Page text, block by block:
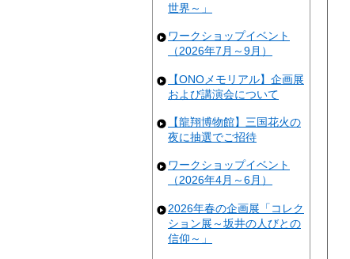
世界～」
ワークショップイベント
（2026年7月～9月）
【ONOメモリアル】企画展
および講演会について
【龍翔博物館】三国花火の
夜に抽選でご招待
ワークショップイベント
（2026年4月～6月）
2026年春の企画展「コレク
ション展～坂井の人びとの
信仰～」